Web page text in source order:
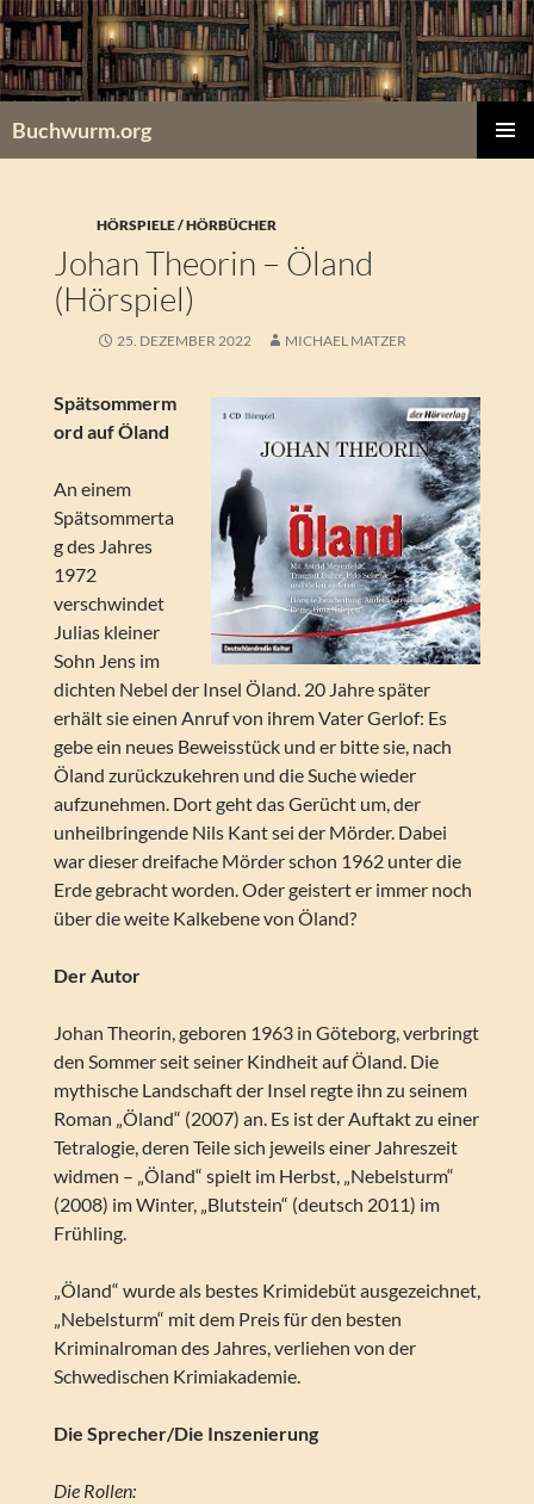
Zum
Inhalt
springen
Buchwurm.org
HÖRSPIELE / HÖRBÜCHER
Johan Theorin – Öland
(Hörspiel)
25. DEZEMBER 2022 MICHAEL MATZER
Spätsommerm
ord auf Öland
An einem
Spätsommerta
g des Jahres
1972
verschwindet
Julias kleiner
Sohn Jens im
dichten Nebel der Insel Öland. 20 Jahre später
erhält sie einen Anruf von ihrem Vater Gerlof: Es
gebe ein neues Beweisstück und er bitte sie, nach
Öland zurückzukehren und die Suche wieder
aufzunehmen. Dort geht das Gerücht um, der
unheilbringende Nils Kant sei der Mörder. Dabei
war dieser dreifache Mörder schon 1962 unter die
Erde gebracht worden. Oder geistert er immer noch
über die weite Kalkebene von Öland?
Der Autor
Johan Theorin, geboren 1963 in Göteborg, verbringt
den Sommer seit seiner Kindheit auf Öland. Die
mythische Landschaft der Insel regte ihn zu seinem
Roman „Öland“ (2007) an. Es ist der Auftakt zu einer
Tetralogie, deren Teile sich jeweils einer Jahreszeit
widmen – „Öland“ spielt im Herbst, „Nebelsturm“
(2008) im Winter, „Blutstein“ (deutsch 2011) im
Frühling.
„Öland“ wurde als bestes Krimidebüt ausgezeichnet,
„Nebelsturm“ mit dem Preis für den besten
Kriminalroman des Jahres, verliehen von der
Schwedischen Krimiakademie.
Die Sprecher/Die Inszenierung
Die Rollen: